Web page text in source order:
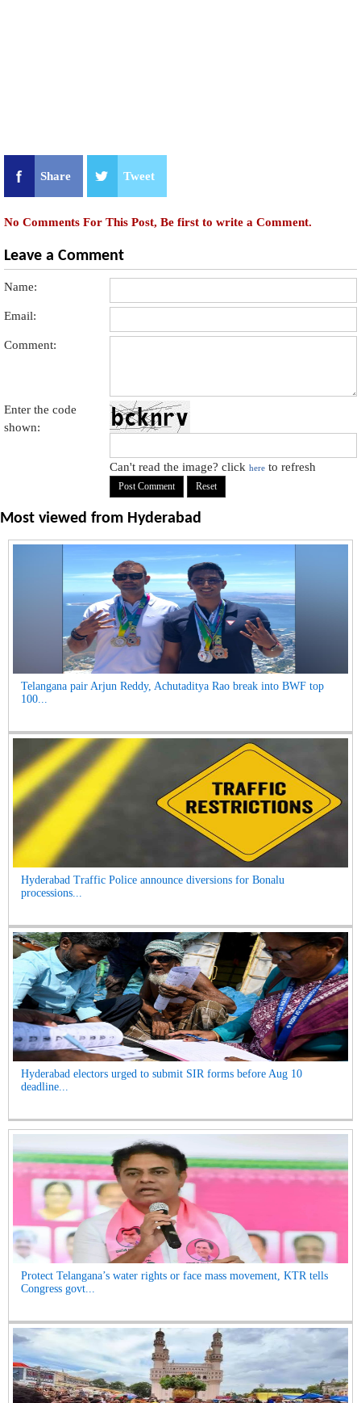
Share Tweet
No Comments For This Post, Be first to write a Comment.
Leave a Comment
Name:
Email:
Comment:
Enter the code
shown:
Can't read the image? clickhere to refresh
Most viewed from Hyderabad
Telangana pair Arjun Reddy, Achutaditya Rao break into BWF top
100...
Hyderabad Traffic Police announce diversions for Bonalu
processions...
Hyderabad electors urged to submit SIR forms before Aug 10
deadline...
Protect Telangana’s water rights or face mass movement, KTR tells
Congress govt...